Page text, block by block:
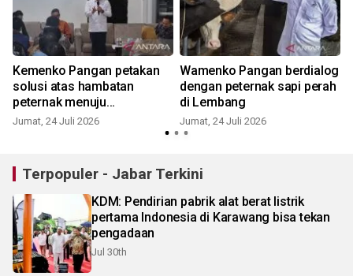
Kemenko Pangan petakan
solusi atas hambatan
peternak menuju
swasembada susu
Jumat, 24 Juli 2026
Wamenko Pangan berdialog
dengan peternak sapi perah
di Lembang
Jumat, 24 Juli 2026
Terpopuler - Jabar Terkini
KDM: Pendirian pabrik alat berat listrik
pertama Indonesia di Karawang bisa tekan
pengadaan
Jul 30th